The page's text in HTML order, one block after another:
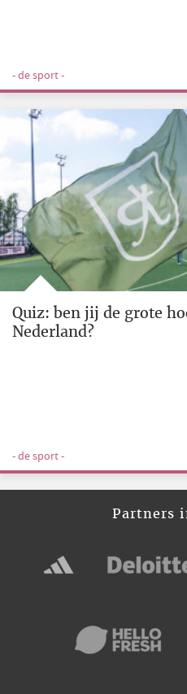
- de sport -
Quiz: ben jij de grote
Nederland?
- de sport -
Partners